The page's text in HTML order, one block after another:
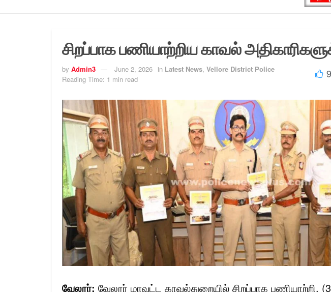
சிறப்பாக பணியாற்றிய காவல்
by Admin3 June 2, 2026 in Latest News, Vellore District Police
Reading Time: 1 min read
வேலூர்: வேலூர் மாவட்ட காவல்துறையில் சிறப்பாக பணியாற்றி,